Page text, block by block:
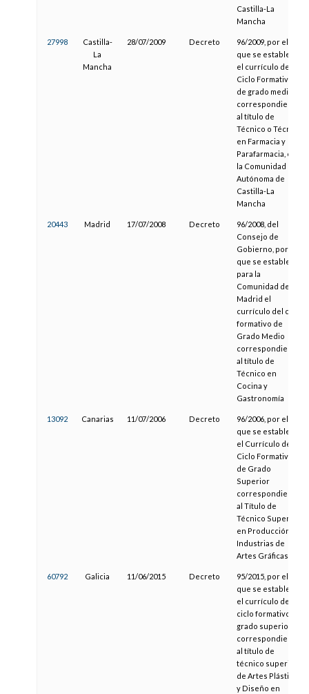
Castilla-La
Mancha
27998
Castilla-
La
Mancha
28/07/2009 Decreto
96/2009, por el
que se establece
el currículo del
Ciclo Formativo
de grado medio
correspondiente
al título de
Técnico o Técnica
en Farmacia y
Parafarmacia, en
la Comunidad
Autónoma de
Castilla-La
Mancha
20443 Madrid 17/07/2008 Decreto
96/2008, del
Consejo de
Gobierno, por el
que se establece
para la
Comunidad de
Madrid el
currículo del ciclo
formativo de
Grado Medio
correspondiente
al título de
Técnico en
Cocina y
Gastronomía
13092 Canarias 11/07/2006 Decreto
96/2006, por el
que se establece
el Currículo del
Ciclo Formativo
de Grado
Superior
correspondiente
al Título de
Técnico Superior
en Producción en
Industrias de
Artes Gráficas
60792 Galicia 11/06/2015 Decreto
95/2015, por el
que se establece
el currículo del
ciclo formativo de
grado superior
correspondiente
al título de
técnico superior
de Artes Plásticas
y Diseño en